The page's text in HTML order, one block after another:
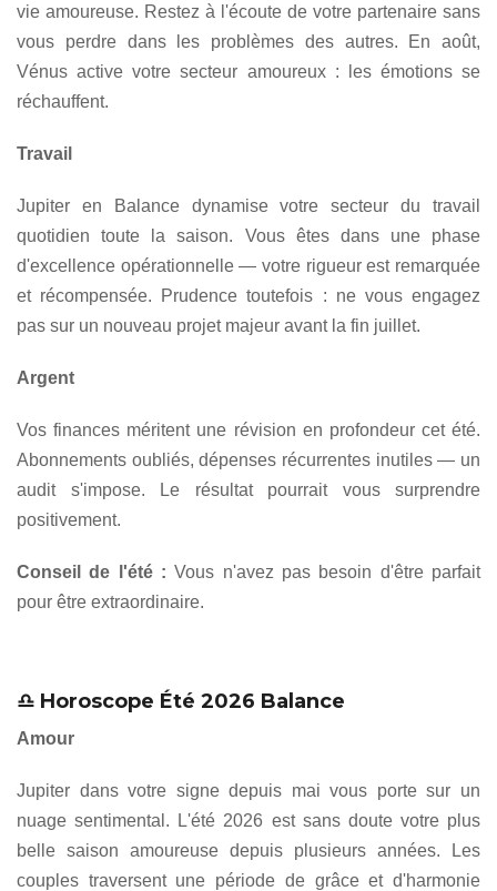
vie amoureuse. Restez à l'écoute de votre partenaire sans
vous perdre dans les problèmes des autres. En août,
Vénus active votre secteur amoureux : les émotions se
réchauffent.
Travail
Jupiter en Balance dynamise votre secteur du travail
quotidien toute la saison. Vous êtes dans une phase
d'excellence opérationnelle — votre rigueur est remarquée
et récompensée. Prudence toutefois : ne vous engagez
pas sur un nouveau projet majeur avant la fin juillet.
Argent
Vos finances méritent une révision en profondeur cet été.
Abonnements oubliés, dépenses récurrentes inutiles — un
audit s'impose. Le résultat pourrait vous surprendre
positivement.
Conseil de l'été : Vous n'avez pas besoin d'être parfait
pour être extraordinaire.
♎ Horoscope Été 2026 Balance
Amour
Jupiter dans votre signe depuis mai vous porte sur un
nuage sentimental. L'été 2026 est sans doute votre plus
belle saison amoureuse depuis plusieurs années. Les
couples traversent une période de grâce et d'harmonie